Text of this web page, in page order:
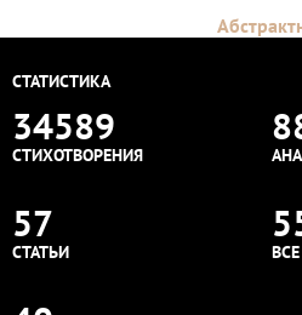
СТАТИСТИКА
34589
СТИХОТВОРЕНИЯ
57
СТАТЬИ